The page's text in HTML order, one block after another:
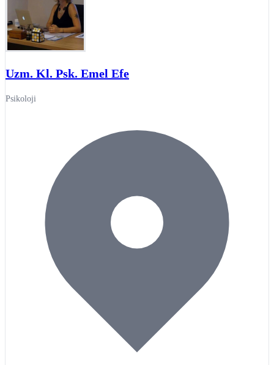
Uzm. Kl. Psk. Emel Efe
Psikoloji